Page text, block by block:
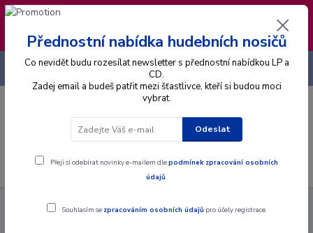
❣️ Od 4.8. do 13.8. čerpám dovolenou. Datum
expedice objednávek se posouvá na pátek
14.8.2026 🐋
Menu
CZK
+420 725 736 293
Alba Gramodesky
Pavel Vranický : Dvořák Chamber
Přednostní nabídka hudebních nosičů
Co nevidět budu rozesílat newsletter s přednostní nabídkou LP a
CD.
Zadej email a budeš patřit mezi šťastlivce, kteří si budou moci
vybrat.
Odeslat
Přeji si odebírat novinky e-mailem dlepodmínek zpracování osobních
údajů.
Souhlasím se zpracováním osobních údajů pro účely registrace.